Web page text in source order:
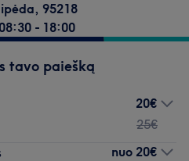
, 95218
- 18:00
tavo paiešką
20€
25€
nuo 20€